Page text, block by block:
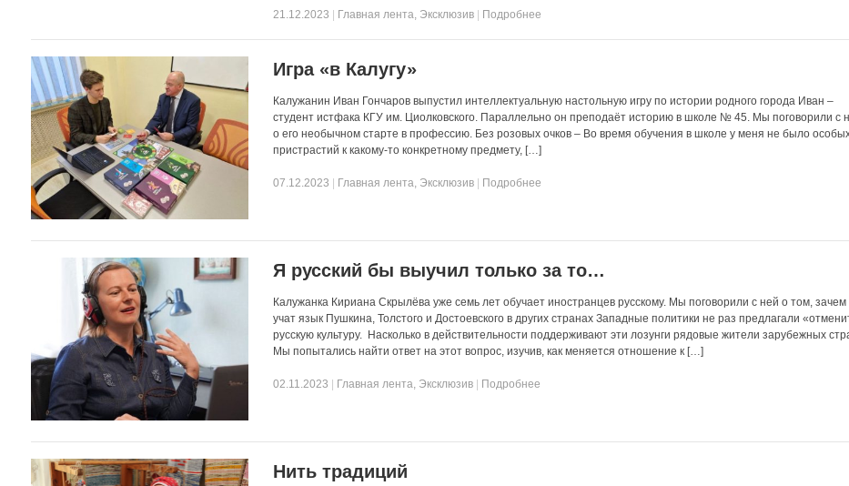
21.12.2023 | Главная лента Эксклюзив | Подробнее
Игра «в Калугу»
Калужанин Иван Гончаров выпустил интеллектуальную настольную игру по истории родного города Иван –
студент истфака КГУ им. Циолковского. Параллельно он преподаёт историю в школе № 45. Мы поговорили с
о его необычном старте в профессию. Без розовых очков – Во время обучения в школе у меня не было
пристрастий к какому-то конкретному предмету, […]
07.12.2023 | Главная лента Эксклюзив | Подробнее
Я русский бы выучил только за то…
Калужанка Кириана Скрылёва уже семь лет обучает иностранцев русскому. Мы поговорили с ней о том, зачем
учат язык Пушкина, Толстого и Достоевского в других странах Западные политики не раз предлагали
русскую культуру. Насколько в действительности поддерживают эти лозунги рядовые жители зарубежных
Мы попытались найти ответ на этот вопрос, изучив, как меняется отношение к […]
02.11.2023 Главная лента, Эксклюзив Подробнее
Нить традиций